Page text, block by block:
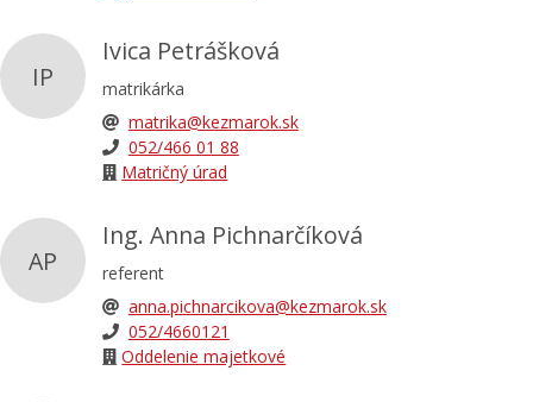
IP
Ivica Petrášková
matrikárka
matrika@kezmarok.sk
052/466 01 88
Matričný úrad
AP
Ing. Anna Pichnarčíková
referent
anna.pichnarcikova@kezmarok.sk
052/4660121
Oddelenie majetkové